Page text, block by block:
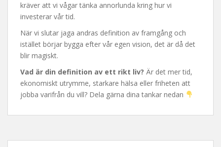
kräver att vi vågar tänka annorlunda kring hur vi
investerar vår tid.
När vi slutar jaga andras definition av framgång och
istället börjar bygga efter vår egen vision, det är då det
blir magiskt.
Vad är din definition av ett rikt liv? Är det mer tid,
ekonomiskt utrymme, starkare hälsa eller friheten att
jobba varifrån du vill? Dela gärna dina tankar nedan